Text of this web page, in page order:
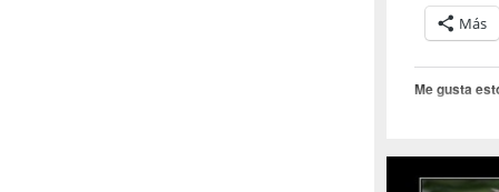
Más
Me gusta
Coursera